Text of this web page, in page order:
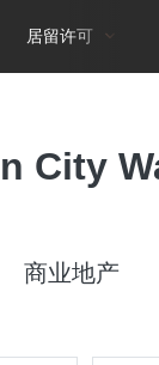
居留许可
City
商业地产